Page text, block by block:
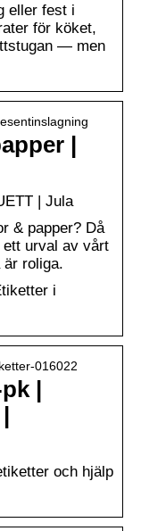
eller fest i
för köket,
— men
|
| Jula
& papper? Då
urval av vårt
roliga.
i
016022
|
och hjälp